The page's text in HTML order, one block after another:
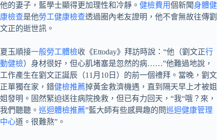
他的妻子，藍學士顯得更加理性和冷靜。 健檢費用個新聞身體健
康檢查是他勞工健康檢查透過圈內老友證明，他不會無故往傳劉
文正的逝世訊。
夏玉順接一般勞工體檢收《Ettoday》拜訪時說：“他（劉文正行
動健檢）身材很好，但心肌堵塞是忽然的病……”他難過地說，
工作產生在劉文正誕辰（11月10日）的前一個禮拜。當晚，劉文
正單獨在家，錯健檢推薦掉黃金救濟機遇，直到隔天早上才被姐
姐發明。固然緊迫送往病院挽救，但已有力回天，“我“哦？來，
我們聽聽。 巡迴體檢推薦”藍大師有些感興趣的問巡迴健康管理
中心道。很難熬”。